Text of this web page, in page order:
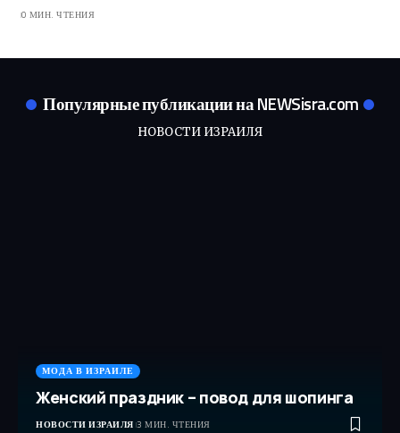
0 МИН. ЧТЕНИЯ
Популярные публикации на NEWSisra.com
НОВОСТИ ИЗРАИЛЯ
МОДА В ИЗРАИЛЕ
Женский праздник – повод для шопинга
НОВОСТИ ИЗРАИЛЯ 3 МИН. ЧТЕНИЯ